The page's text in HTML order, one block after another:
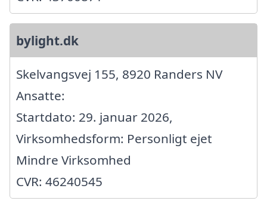
bylight.dk
Skelvangsvej 155, 8920 Randers NV
Ansatte:
Startdato: 29. januar 2026,
Virksomhedsform: Personligt ejet
Mindre Virksomhed
CVR: 46240545